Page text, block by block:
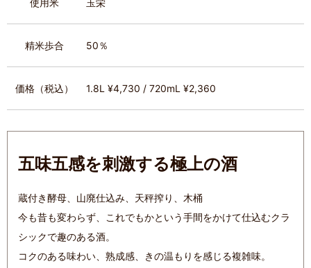
精米歩合 50％
価格（税込） 1.8L ¥4,730 / 720mL ¥2,360
五味五感を刺激する極上の酒
蔵付き酵母、山廃仕込み、天秤搾り、木桶
今も昔も変わらず、これでもかという手間をかけて仕込むクラ
シックで趣のある酒。
コクのある味わい、熟成感、きの温もりを感じる複雑味。